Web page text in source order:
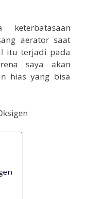
keterbatasaan
aerator saat
itu terjadi pada
saya akan
hias yang bisa